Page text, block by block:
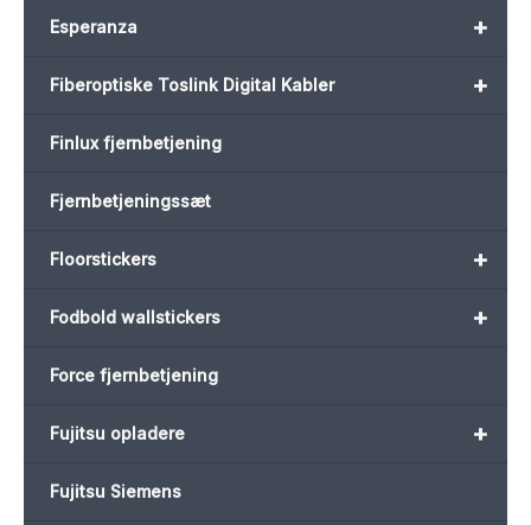
+
Esperanza
+
Fiberoptiske Toslink Digital Kabler
Finlux fjernbetjening
Fjernbetjeningssæt
+
Floorstickers
+
Fodbold wallstickers
Force fjernbetjening
+
Fujitsu opladere
Fujitsu Siemens